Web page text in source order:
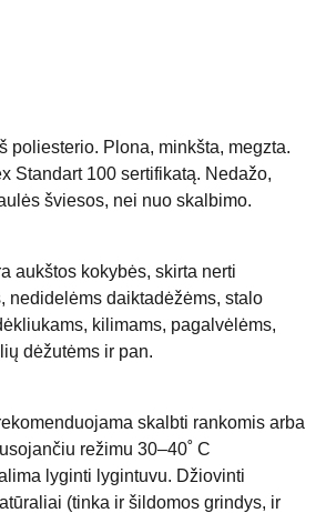
poliesterio. Plona, minkšta, megzta.
Standart 100 sertifikatą. Nedažo,
šviesos, nei nuo skalbimo.
aukštos kokybės, skirta nerti
nedidelėms daiktadėžėms, stalo
kilimams, pagalvėlėms,
dėžutėms ir pan.
skalbti rankomis arba
režimu 30–40˚ C
lyginti lygintuvu. Džiovinti
(tinka ir šildomos grindys, ir